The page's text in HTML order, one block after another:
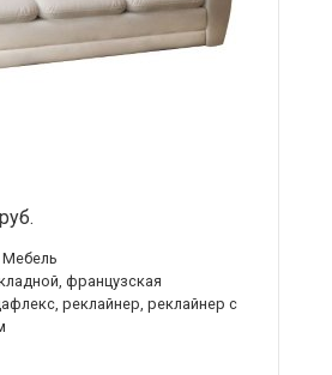
руб.
французская
реклайнер, реклайнер с